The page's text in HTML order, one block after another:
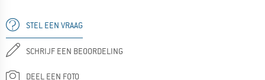
STEL EEN VRAAG
SCHRIJF EEN BEOORDELING
DEEL EEN FOTO